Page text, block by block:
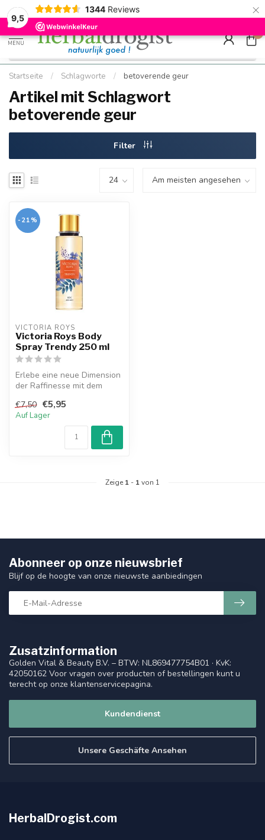
9,5
1344 Reviews ×
Kostenloser DE-Versand ab Mindestbestellwert |
Schnell geliefert
Minimum
Hızlı
MENU
0
Startseite / Schlagworte / betoverende geur
Artikel mit Schlagwort
betoverende geur
Filter
-21%
VICTORIA ROYS
Victoria Roys Body
Spray Trendy 250 ml
Erlebe eine neue Dimension
der Raffinesse mit dem
Trend...
€7,50 €5,95
Auf Lager
Zeige 1 - 1von 1
Zusatzinformation
Golden Vital & Beauty B.V. – BTW: NL869477754B01 · KvK:
42050162 Voor vragen over producten of bestellingen kunt u
terecht op onze klantenservicepagina.
Kundendienst
Unsere Geschäfte Ansehen
Abonneer op onze nieuwsbrief
Blijf op de hoogte van onze nieuwste aanbiedingen
HerbalDrogist.com